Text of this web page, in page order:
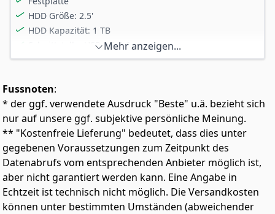
HDD Größe: 2.5'
HDD Kapazität: 1 TB
Schnittstelle: USB 3.0/2.0
Dateiformat System: NTFS
Mehr anzeigen...
Fussnoten:
* der ggf. verwendete Ausdruck "Beste" u.ä. bezieht sich
nur auf unsere ggf. subjektive persönliche Meinung.
** "Kostenfreie Lieferung" bedeutet, dass dies unter
gegebenen Voraussetzungen zum Zeitpunkt des
Datenabrufs vom entsprechenden Anbieter möglich ist,
aber nicht garantiert werden kann. Eine Angabe in
Echtzeit ist technisch nicht möglich. Die Versandkosten
können unter bestimmten Umständen (abweichender